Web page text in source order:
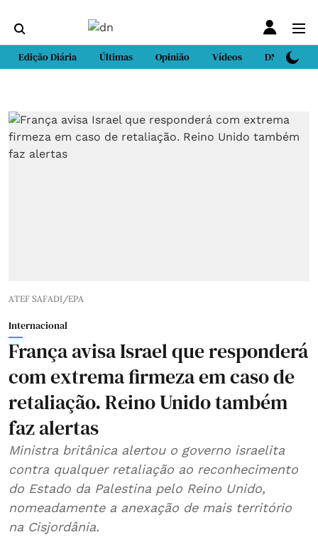
Edição Diária Últimas Opinião Vídeos DN Sport
ATEF SAFADI/EPA
Internacional
França avisa Israel que responderá
com extrema firmeza em caso de
retaliação. Reino Unido também
faz alertas
Ministra britânica alertou o governo israelita
contra qualquer retaliação ao reconhecimento
do Estado da Palestina pelo Reino Unido,
nomeadamente a anexação de mais território
na Cisjordânia.